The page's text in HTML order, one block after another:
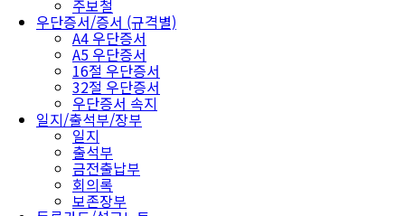
주보철
우단증서/증서 (규격별)
A4 우단증서
A5 우단증서
16절 우단증서
32절 우단증서
우단증서 속지
일지/출석부/장부
일지
출석부
금전출납부
회의록
보존장부